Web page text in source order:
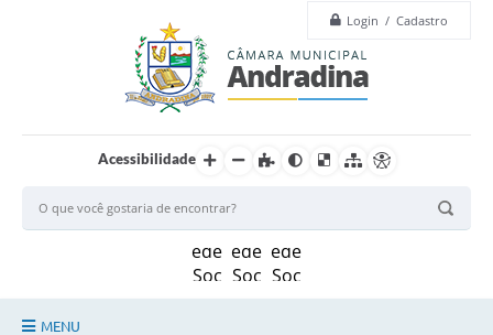
Login / Cadastro
Acessibilidade
MENU